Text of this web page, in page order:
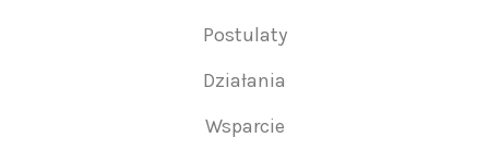
Postulaty
Działania
Wsparcie